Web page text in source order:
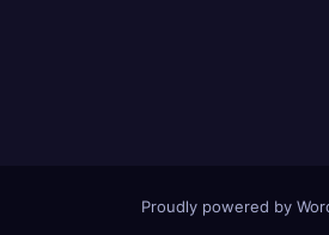
Proudly powered by